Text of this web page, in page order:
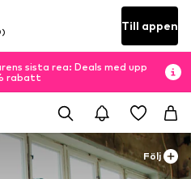
Till appen
sista rea: Deals med upp
rabatt
Följ